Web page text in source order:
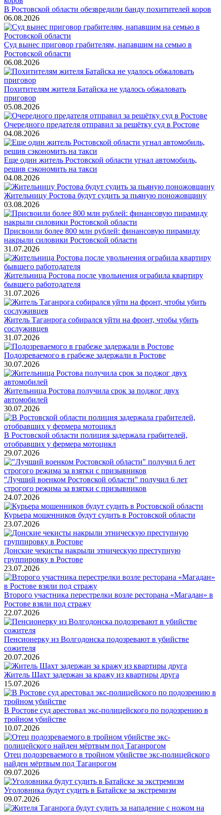
В Ростовской области обезвредили банду похитителей коров
06.08.2026
Суд вынес приговор грабителям, напавшим на семью в
Ростовской области
06.08.2026
Похитителям жителя Батайска не удалось обжаловать
приговор
05.08.2026
Очередного предателя отправил за решётку суд в Ростове
04.08.2026
Еще один житель Ростовской области угнал автомобиль,
решив сэкономить на такси
04.08.2026
Жительницу Ростова будут судить за пьяную поножовщину
03.08.2026
Присвоили более 800 млн рублей: финансовую пирамиду
накрыли силовики Ростовской области
31.07.2026
Жительница Ростова после увольнения ограбила квартиру
бывшего работодателя
31.07.2026
Житель Таганрога собирался уйти на фронт, чтобы убить
сослуживцев
31.07.2026
Подозреваемого в грабеже задержали в Ростове
30.07.2026
Жительница Ростова получила срок за поджог двух
автомобилей
30.07.2026
В Ростовской области полиция задержала грабителей,
отобравших у фермера мотоцикл
29.07.2026
"Лучший военком Ростовской области" получил 6 лет
строгого режима за взятки с призывников
24.07.2026
Курьера мошенников будут судить в Ростовской области
23.07.2026
Донские чекисты накрыли этническую преступную
группировку в Ростове
23.07.2026
Второго участника перестрелки возле ресторана «Магадан» в
Ростове взяли под стражу
22.07.2026
Пенсионерку из Волгодонска подозревают в убийстве
сожителя
20.07.2026
Житель Шахт задержан за кражу из квартиры друга
15.07.2026
В Ростове суд арестовал экс-полицейского по подозрению в
тройном убийстве
10.07.2026
Отец подозреваемого в тройном убийстве экс-полицейского
найден мёртвым под Таганрогом
09.07.2026
Уголовника будут судить в Батайске за экстремизм
09.07.2026